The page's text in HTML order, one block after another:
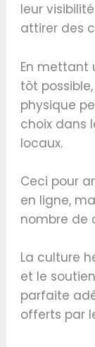
leur
attirer des
En mettant
tôt
physique
choix dans
locaux.
Ceci pour
en ligne,
nombre de
La culture
et le
parfaite
offerts par